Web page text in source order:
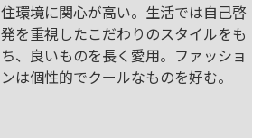
住環境に関心が高い。生活では自己啓
発を重視したこだわりのスタイルをも
ち、良いものを長く愛用。ファッショ
ンは個性的でクールなものを好む。